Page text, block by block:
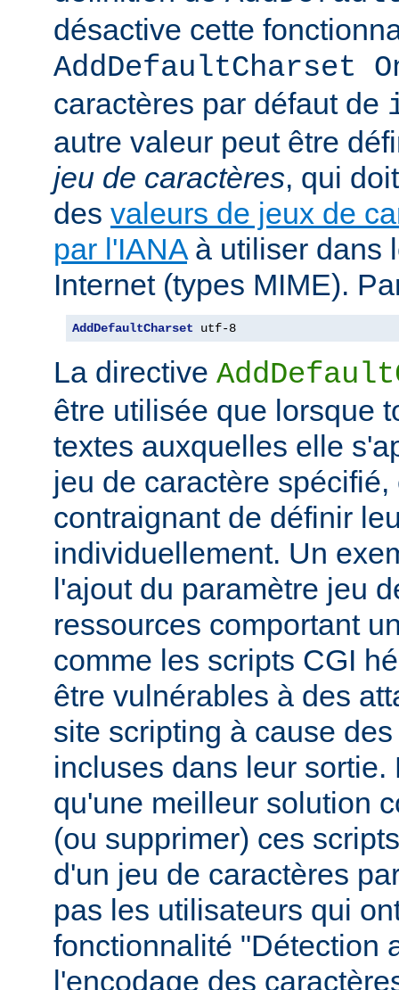
désactive cette
AddDefaultCharset
caractères par défaut de
autre valeur peut être
jeu de caractères, qui
des valeurs de jeux de
par l'IANAà utiliser dans
Internet (types MIME).
AddDefaultCharset utf-8
La directive
être utilisée que lorsque
textes auxquelles elle
jeu de caractère
contraignant de définir
individuellement. Un
l'ajout du paramètre jeu
ressources comportant
comme les scripts CGI
être vulnérables à des
site scripting à cause
incluses dans leur sortie.
qu'une meilleur solution
(ou supprimer) ces
d'un jeu de caractères
pas les utilisateurs qui
fonctionnalité "Détection
l'encodage des